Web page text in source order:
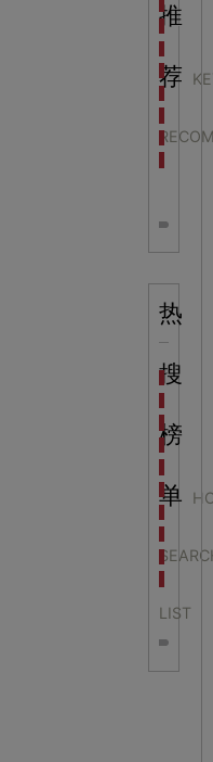
推
荐
非遗
航空
目前
全息
热
搜
榜
单
LIST
科学
科
科学
科学
科学
科学
科学
科学